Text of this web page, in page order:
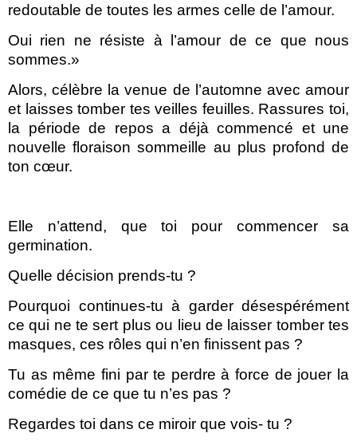
redoutable de toutes les armes celle de l’amour.
Oui rien ne résiste à l’amour de ce que nous
sommes.»
Alors, célèbre la venue de l’automne avec amour
et laisses tomber tes veilles feuilles. Rassures toi,
la période de repos a déjà commencé et une
nouvelle floraison sommeille au plus profond de
ton cœur.
Elle n’attend, que toi pour commencer sa
germination.
Quelle décision prends-tu ?
Pourquoi continues-tu à garder désespérément
ce qui ne te sert plus ou lieu de laisser tomber tes
masques, ces rôles qui n’en finissent pas ?
Tu as même fini par te perdre à force de jouer la
comédie de ce que tu n’es pas ?
Regardes toi dans ce miroir que vois- tu ?